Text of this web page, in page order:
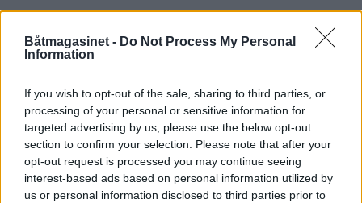
Båtmagasinet - Do Not Process My Personal
Information
If you wish to opt-out of the sale, sharing to third parties, or
processing of your personal or sensitive information for
targeted advertising by us, please use the below opt-out
section to confirm your selection. Please note that after your
opt-out request is processed you may continue seeing
interest-based ads based on personal information utilized by
us or personal information disclosed to third parties prior to
PLUS